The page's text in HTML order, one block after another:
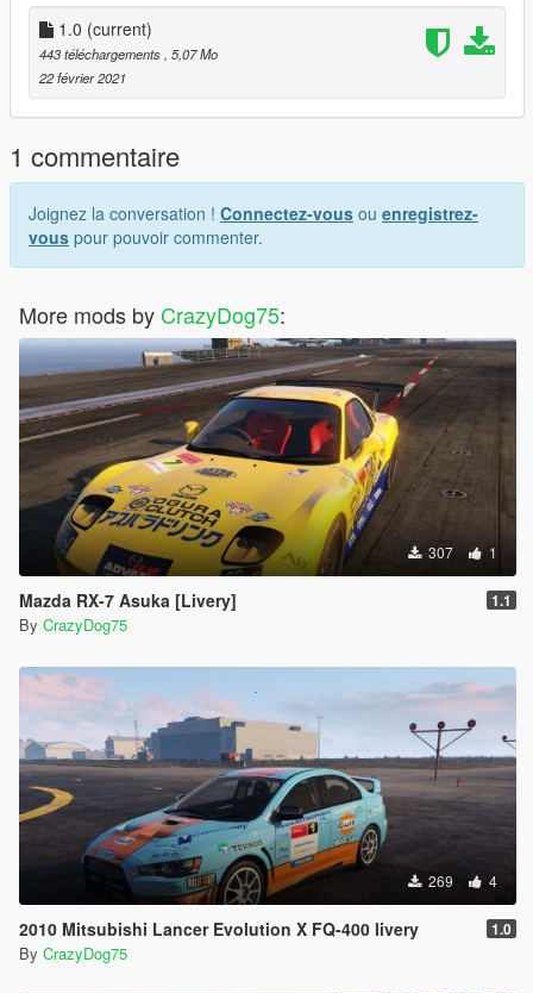
1.0 (current)
443 téléchargements, 5,07 Mo
22 février 2021
1 commentaire
Joignez la conversation ! Connectez-vous ou enregistrez-
vous pour pouvoir commenter.
More mods by CrazyDog75:
307 1
Mazda RX-7 Asuka [Livery] 1.1
By CrazyDog75
269 4
2010 Mitsubishi Lancer Evolution X FQ-400 livery 1.0
By CrazyDog75